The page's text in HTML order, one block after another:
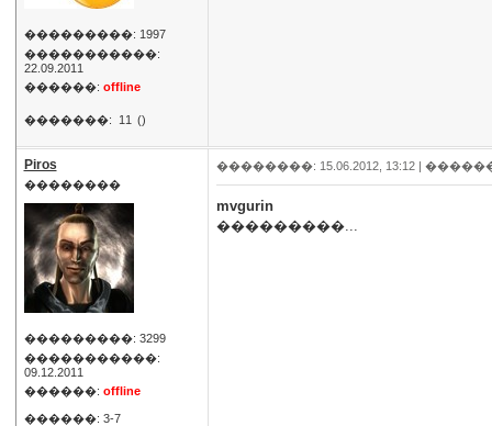
���������: 1997
�����������:
22.09.2011
������: offline
�������: 11 ()
Piros
��������
���������: 3299
�����������:
09.12.2011
������: offline
������: 3-7
��������: 15.06.2012, 13:12 |
mvgurin
���������...